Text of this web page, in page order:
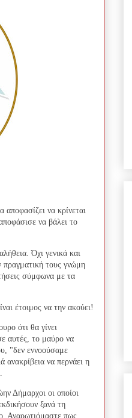
να κρίνεται
να βάλει το
Όχι γενικά και
πραγματική τους γνώμη
σύμφωνα με τα
έτοιμος να την ακούει!
ότι θα γίνει
αυτές, το μαύρο να
"δεν εννοούσαμε
ανακρίβεια να περνάει η
Δήμαρχοι οι οποίοι
ξανά τη
Αναρωτιόμαστε πως